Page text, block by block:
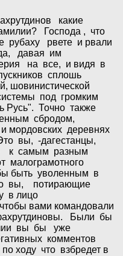
какие
Господа , что
рвете и рвали
давая им
на все, и видя в
сплошь
шовинистической
под громким
Русь". Точно также
сбродом,
мордовских деревнях
вы, -дагестанцы,
к самым разным
малограмотного
быть уволенным в
вы, потирающие
в лицо
вами командовали
Были бы
вы бы уже
комментов
ходу что взбредет в